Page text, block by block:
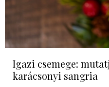
Igazi csemege:
karácsonyi sangria